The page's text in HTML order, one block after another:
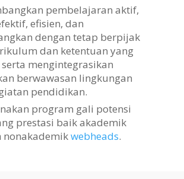
pembelajaran aktif,
efisien, dan
dengan tetap berpijak
dan ketentuan yang
mengintegrasikan
berwawasan lingkungan
pendidikan.
program gali potensi
prestasi baik akademik
nonakademikwebheads.